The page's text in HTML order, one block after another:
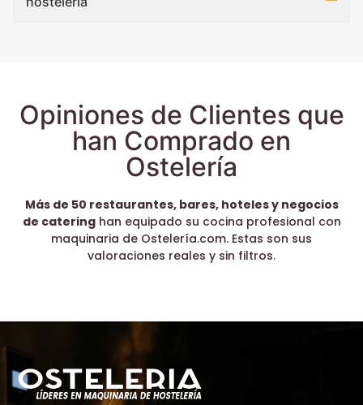
Opiniones de Clientes que
han Comprado en
Ostelería
Más de 50 restaurantes, bares, hoteles y negocios
de cateringhan equipado su cocina profesional con
maquinaria de Ostelería.com. Estas son sus
valoraciones reales y sin filtros.